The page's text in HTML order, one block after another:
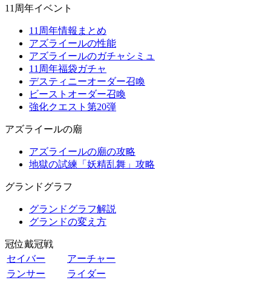
11周年イベント
11周年情報まとめ
アズライールの性能
アズライールのガチャシミュ
11周年福袋ガチャ
デスティニーオーダー召喚
ビーストオーダー召喚
強化クエスト第20弾
アズライールの廟
アズライールの廟の攻略
地獄の試練「妖精乱舞」攻略
グランドグラフ
グランドグラフ解説
グランドの変え方
冠位戴冠戦
セイバー
アーチャー
ランサー
ライダー